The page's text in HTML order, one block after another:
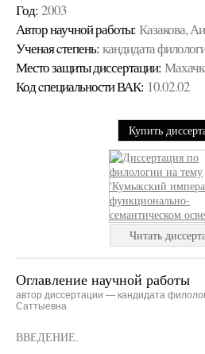
Год: 2003
Автор научной работы: Казакова,
Ученая cтепень: кандидата
Место защиты диссертации:
Код cпециальности ВАК: 10.02.02
Купить
Читать
Оглавление научной работы
автор диссертации — кандидата
Саттыевна
ВВЕДЕНИЕ.